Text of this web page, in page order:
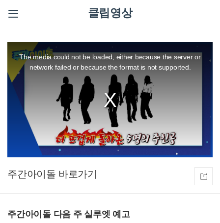
클립영상
modal
window.
The media could not be loaded, either because the server or
network failed or because the format is not supported.
주간아이돌
주간아이돌 다음 주 실루엣 예고